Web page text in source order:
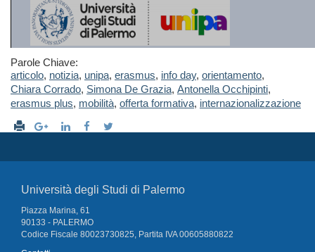
Parole Chiave:
articolo, notizia, unipa, erasmus, info day, orientamento,
Chiara Corrado, Simona De Grazia, Antonella Occhipinti,
erasmus plus, mobilità, offerta formativa, internazionalizzazione
Università degli Studi di Palermo
Piazza Marina, 61
90133 - PALERMO
Codice Fiscale 80023730825, Partita IVA 00605880822